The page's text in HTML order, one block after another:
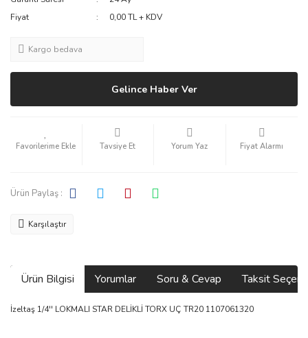
Fiyat
0,00 TL + KDV
Kargo bedava
Gelince Haber Ver
Tavsiye Et Yorum Yaz Fiyat Alarmı
Ürün Paylaş :
Karşılaştır
Ürün Bilgisi Yorumlar Soru & Cevap Taksit
İzeltaş 1/4'' LOKMALI STAR DELİKLİ TORX UÇ TR20 1107061320